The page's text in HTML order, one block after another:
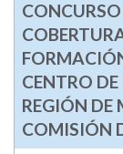
CENTRO DE
REGIÓN DE
COMISIÓN